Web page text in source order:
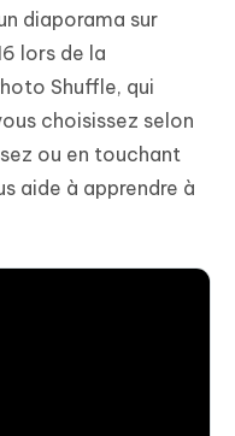
diaporama sur
lors de la
Shuffle, qui
choisissez selon
ou en touchant
aide à apprendre à